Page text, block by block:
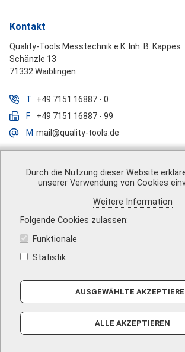
Durch die Nutzung dieser Website
unserer Verwendung von Cookies
Weitere Information
Folgende Cookies zulassen
Funktionale
Statistik
AUSGEWÄHLTE
ALLE AKZEPTIEREN
Kontakt
Quality-Tools Messtechnik e.K. Inh. B. Kappes
Schänzle 13
71332 Waiblingen
T +49 7151 16887 - 0
F
+49 7151 16887 - 99
M mail@quality-tools.de
| Versandkosten